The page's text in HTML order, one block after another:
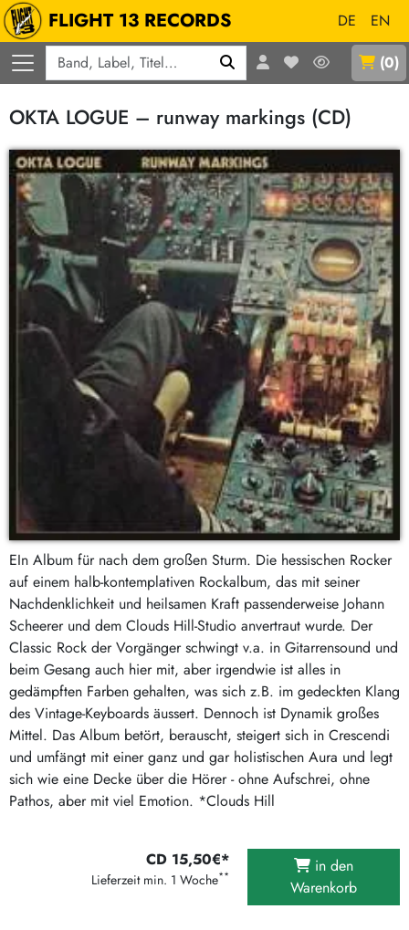
FLIGHT 13 RECORDS DE
EN
(0)
OKTA LOGUE – runway markings (CD)
EIn Album für nach dem großen Sturm. Die hessischen Rocker
auf einem halb-kontemplativen Rockalbum, das mit seiner
Nachdenklichkeit und heilsamen Kraft passenderweise Johann
Scheerer und dem Clouds Hill-Studio anvertraut wurde. Der
Classic Rock der Vorgänger schwingt v.a. in Gitarrensound und
beim Gesang auch hier mit, aber irgendwie ist alles in
gedämpften Farben gehalten, was sich z.B. im gedeckten Klang
des Vintage-Keyboards äussert. Dennoch ist Dynamik großes
Mittel. Das Album betört, berauscht, steigert sich in Crescendi
und umfängt mit einer ganz und gar holistischen Aura und legt
sich wie eine Decke über die Hörer - ohne Aufschrei, ohne
Pathos, aber mit viel Emotion. *Clouds Hill
CD 15,50€*
Lieferzeit min. 1 Woche**
in den
Warenkorb